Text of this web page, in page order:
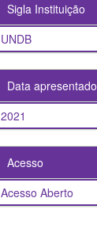
Sigla Instituição
UNDB
Data apresentado
2021
Acesso
Acesso Aberto